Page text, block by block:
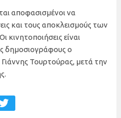
αποφασισμένοι να
και τους αποκλεισμούς των
είναι
δημοσιογράφους ο
Τουρτούρας, μετά την